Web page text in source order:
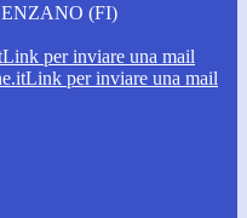
(FI)
Link per inviare una mail
Link per inviare una mail